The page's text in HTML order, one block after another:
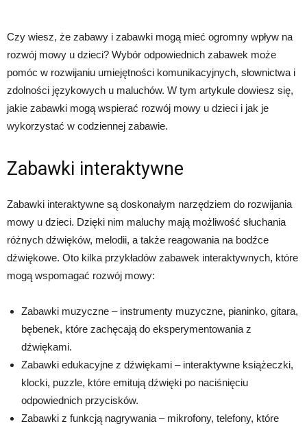
Czy wiesz, że zabawy i zabawki mogą mieć ogromny wpływ na
rozwój mowy u dzieci? Wybór odpowiednich zabawek może
pomóc w rozwijaniu umiejętności komunikacyjnych, słownictwa i
zdolności językowych u maluchów. W tym artykule dowiesz się,
jakie zabawki mogą wspierać rozwój mowy u dzieci i jak je
wykorzystać w codziennej zabawie.
Zabawki interaktywne
Zabawki interaktywne są doskonałym narzędziem do rozwijania
mowy u dzieci. Dzięki nim maluchy mają możliwość słuchania
różnych dźwięków, melodii, a także reagowania na bodźce
dźwiękowe. Oto kilka przykładów zabawek interaktywnych, które
mogą wspomagać rozwój mowy:
Zabawki muzyczne – instrumenty muzyczne, pianinko, gitara,
bębenek, które zachęcają do eksperymentowania z
dźwiękami.
Zabawki edukacyjne z dźwiękami – interaktywne książeczki,
klocki, puzzle, które emitują dźwięki po naciśnięciu
odpowiednich przycisków.
Zabawki z funkcją nagrywania – mikrofony, telefony, które